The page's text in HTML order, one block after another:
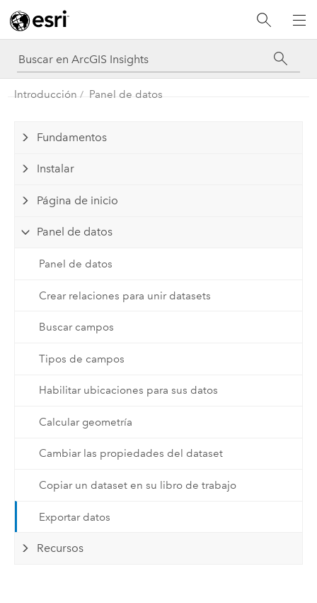
Introducción Panel de datos
Fundamentos
Instalar
Página de inicio
Panel de datos
Panel de datos
Crear relaciones para unir datasets
Buscar campos
Tipos de campos
Habilitar ubicaciones para sus datos
Calcular geometría
Cambiar las propiedades del dataset
Copiar un dataset en su libro de trabajo
Exportar datos
Recursos